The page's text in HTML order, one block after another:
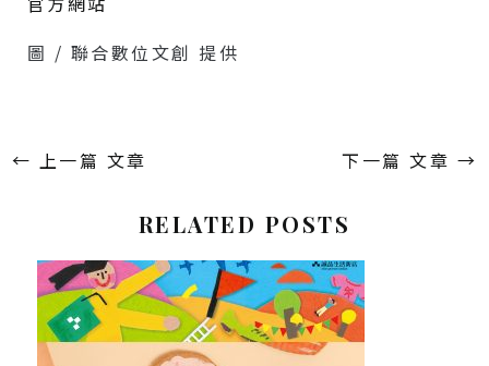
圖 / 聯合數位文創 提供
← 上一篇 文章 下一篇 文章 →
RELATED POSTS